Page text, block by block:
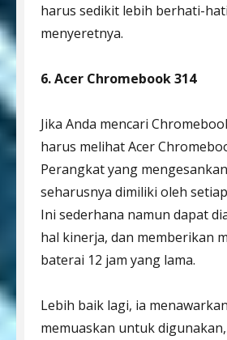
harus sedikit lebih berhati-
menyeretnya.
6. Acer Chromebook 314
Jika Anda mencari
harus melihat Acer
Perangkat yang
seharusnya dimiliki oleh
Ini sederhana namun dapat
hal kinerja, dan memberikan
baterai 12 jam yang lama.
Lebih baik lagi, ia
memuaskan untuk